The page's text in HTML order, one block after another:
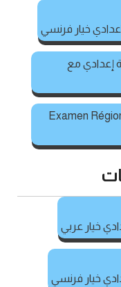
خيار فرنسي
إعدادي مع
30 Examen
خيار عربي
خيار فرنسي